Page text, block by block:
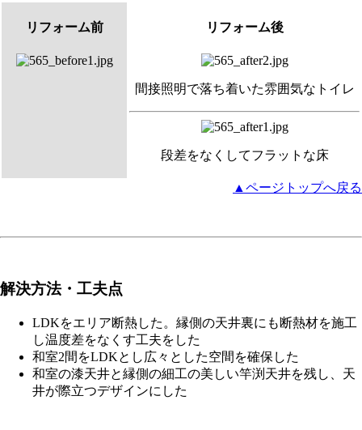
リフォーム前 リフォーム後
間接照明で落ち着いた雰囲気なトイレ
段差をなくしてフラットな床
▲ページトップへ戻る
解決方法・工夫点
LDKをエリア断熱した。縁側の天井裏にも断熱材を施工
し温度差をなくす工夫をした
和室2間をLDKとし広々とした空間を確保した
和室の漆天井と縁側の細工の美しい竿渕天井を残し、天
井が際立つデザインにした